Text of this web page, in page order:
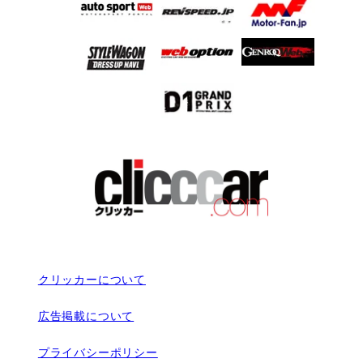
クリッカーについて
広告掲載について
プライバシーポリシー